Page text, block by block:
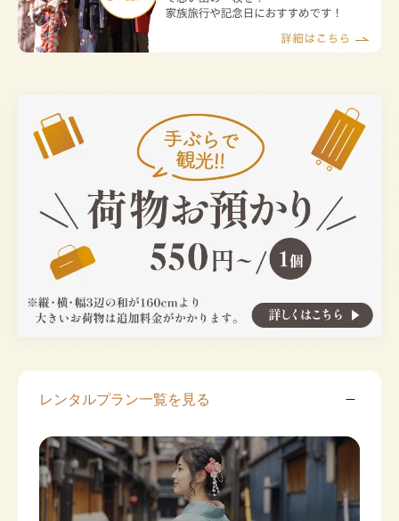
レンタルプラン一覧を見る